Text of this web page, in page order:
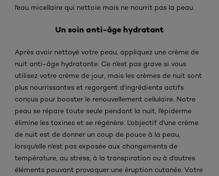
l'eau micellaire qui nettoie mais ne nourrit pas la peau.
Un soin anti-âge hydratant
Après avoir nettoyé votre peau, appliquez une crème de
nuit anti-âge hydratante. Ce n'est pas grave si vous
utilisez votre crème de jour, mais les crèmes de nuit sont
plus nourrissantes et regorgent d'ingrédients actifs
conçus pour booster le renouvellement cellulaire. Notre
peau se répare toute seule pendant la nuit, l'épiderme
élimine les toxines et se régénère. L'objectif d'une crème
de nuit est de donner un coup de pouce à la peau,
lorsqu'elle n'est pas exposée aux changements de
température, au stress, à la transpiration ou à d'autres
éléments pouvant provoquer une éruption cutanée. Votre